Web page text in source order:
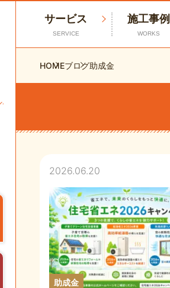
サービス
SERVICE
施工事例
WORKS
HOMEブログ助成金
2026.06.20
助成金